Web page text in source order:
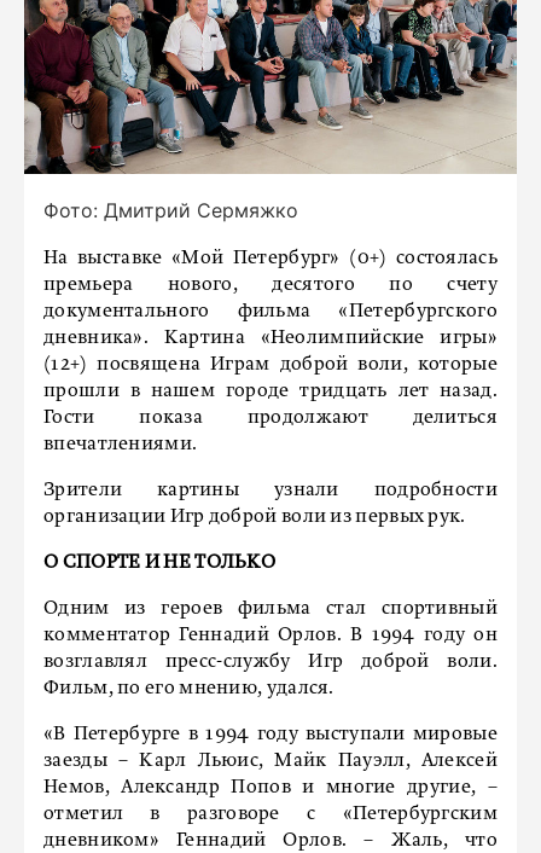
Фото: Дмитрий Сермяжко
На выставке «Мой Петербург» (0+) состоялась
премьера нового, десятого по счету
документального фильма «Петербургского
дневника». Картина «Неолимпийские игры»
(12+) посвящена Играм доброй воли, которые
прошли в нашем городе тридцать лет назад.
Гости показа продолжают делиться
впечатлениями.
Зрители картины узнали подробности
организации Игр доброй воли из первых рук.
О СПОРТЕ И НЕ ТОЛЬКО
Одним из героев фильма стал спортивный
комментатор Геннадий Орлов. В 1994 году он
возглавлял пресс-службу Игр доброй воли.
Фильм, по его мнению, удался.
«В Петербурге в 1994 году выступали мировые
заезды – Карл Льюис, Майк Пауэлл, Алексей
Немов, Александр Попов и многие другие, –
отметил в разговоре с «Петербургским
дневником» Геннадий Орлов. – Жаль, что